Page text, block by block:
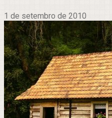
1 de setembro de 2010